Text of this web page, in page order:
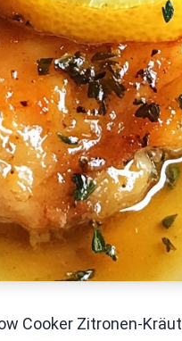
Cooker Zitronen-